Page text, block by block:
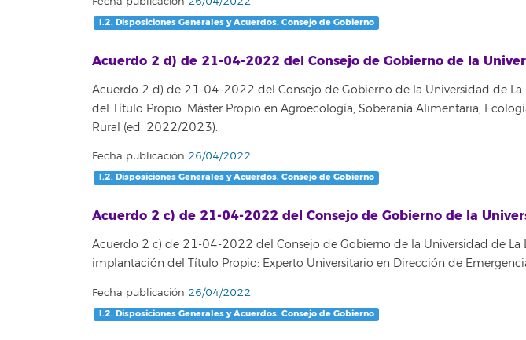
I.2. Disposiciones Generales y Acuerdos. Consejo de Gobierno
Acuerdo 2 d) de 21-04-2022 del Consejo de Gobierno de la
Acuerdo 2 d) de 21-04-2022 del Consejo de Gobierno de la Universidad de La
del Título Propio: Máster Propio en Agroecología, Soberanía Alimentaria,
Rural (ed. 2022/2023).
Fecha publicación 26/04/2022
I.2. Disposiciones Generales y Acuerdos. Consejo de Gobierno
Acuerdo 2 c) de 21-04-2022 del Consejo de Gobierno de la
Acuerdo 2 c) de 21-04-2022 del Consejo de Gobierno de la Universidad de La
implantación del Título Propio: Experto Universitario en Dirección de
Fecha publicación 26/04/2022
I.2. Disposiciones Generales y Acuerdos. Consejo de Gobierno